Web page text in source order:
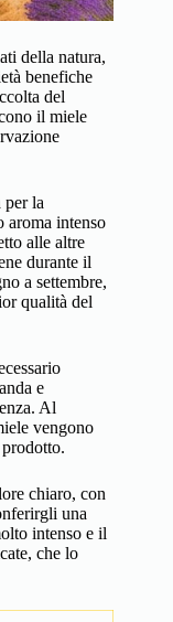
della natura,
benefiche
del
il miele
per la
aroma intenso
alle altre
durante il
a settembre,
qualità del
e
Al
vengono
chiaro, con
una
intenso e il
che lo